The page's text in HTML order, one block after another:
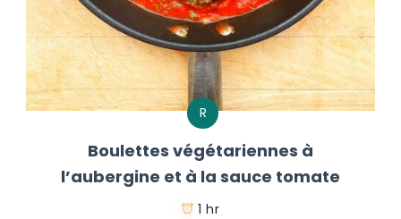
R
Boulettes végétariennes à
l’aubergine et à la sauce tomate
1 hr